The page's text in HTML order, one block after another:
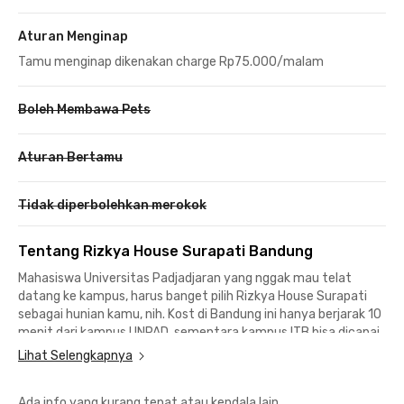
Aturan Menginap
Tamu menginap dikenakan charge Rp75.000/malam
Boleh Membawa Pets
Aturan Bertamu
Tidak diperbolehkan merokok
Tentang Rizkya House Surapati Bandung
Mahasiswa Universitas Padjadjaran yang nggak mau telat
datang ke kampus, harus banget pilih Rizkya House Surapati
sebagai hunian kamu, nih. Kost di Bandung ini hanya berjarak 10
menit dari kampus UNPAD, sementara kampus ITB bisa dicapai
dalam 14 menit berkendara saja.
Lihat Selengkapnya